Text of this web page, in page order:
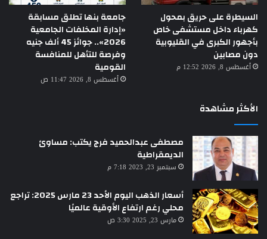
السيطرة على حريق بمحول
كهرباء داخل مستشفى خاص
بأجهور الكبرى في القليوبية
دون مصابين
أغسطس 8, 2026 12:52 م
جامعة بنها تطلق مسابقة
«إدارة المخلفات الجامعية
2026».. جوائز 45 ألف جنيه
وفرصة للتأهل للمنافسة
القومية
أغسطس 8, 2026 11:47 ص
الأكثر مشاهدة
مصطفى عبدالحميد فرج يكتب: مساوئ
الديمقراطية
سبتمبر 23, 2023 7:18 م
أسعار الذهب اليوم الأحد 23 مارس 2025: تراجع
محلي رغم ارتفاع الأوقية عالميًا
مارس 23, 2025 3:30 ص